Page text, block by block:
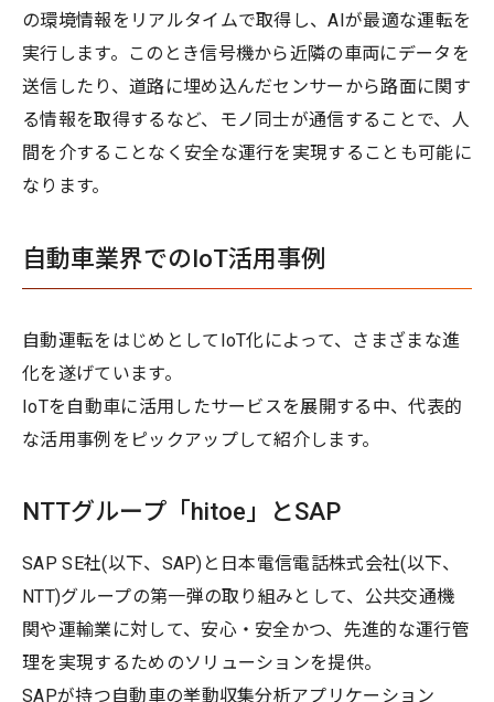
の環境情報をリアルタイムで取得し、AIが最適な運転を
実行します。このとき信号機から近隣の車両にデータを
送信したり、道路に埋め込んだセンサーから路面に関す
る情報を取得するなど、モノ同士が通信することで、人
間を介することなく安全な運行を実現することも可能に
なります。
自動車業界でのIoT活用事例
自動運転をはじめとしてIoT化によって、さまざまな進
化を遂げています。
IoTを自動車に活用したサービスを展開する中、代表的
な活用事例をピックアップして紹介します。
NTTグループ「hitoe」とSAP
SAP SE社(以下、SAP)と日本電信電話株式会社(以下、
NTT)グループの第一弾の取り組みとして、公共交通機
関や運輸業に対して、安心・安全かつ、先進的な運行管
理を実現するためのソリューションを提供。
SAPが持つ自動車の挙動収集分析アプリケーション